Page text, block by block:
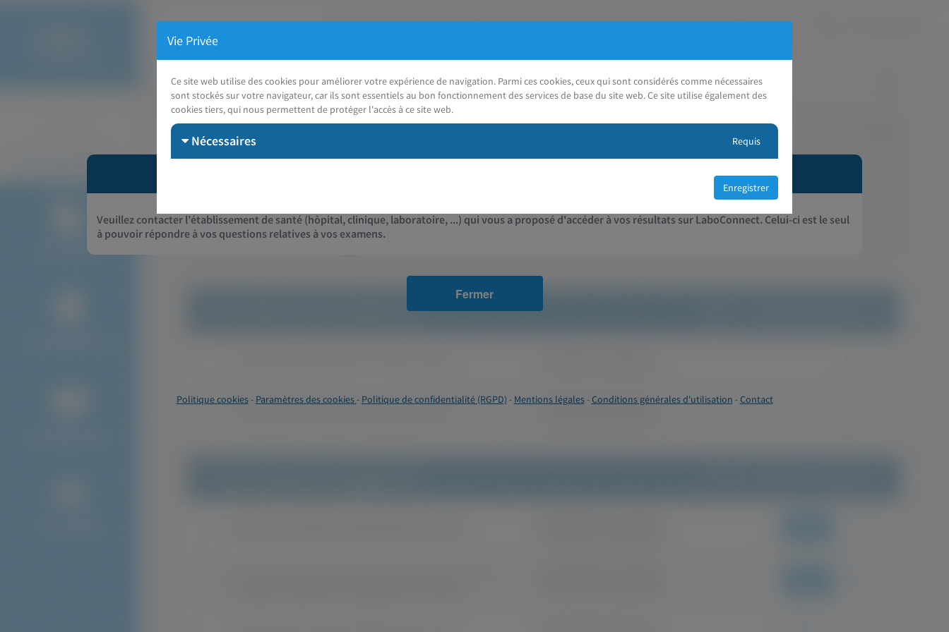
Veuillez contacter l’établissement de santé (hôpital, clinique, laboratoire, ...) qui vous a proposé d'accéder à vos résultats sur LaboConnect. Celui-ci est le seul
à pouvoir répondre à vos questions relatives à vos examens.
Fermer
Politique cookies- Paramètres des cookies- Politique de confidentialité (RGPD) - Mentions légales-Conditions générales d'utilisation -Contact
Vie Privée
Ce site web utilise des cookies pour améliorer votre expérience de navigation. Parmi ces cookies, ceux qui sont considérés comme nécessaires
sont stockés sur votre navigateur, car ils sont essentiels au bon fonctionnement des services de base du site web. Ce site utilise également des
cookies tiers, qui nous permettent de protéger l'accès à ce site web.
Nécessaires Requis